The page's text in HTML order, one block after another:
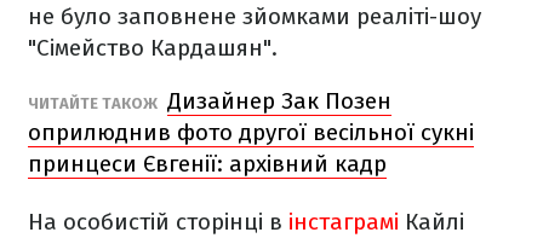
не було заповнене зйомками реаліті-шоу
"Сімейство Кардашян".
ЧИТАЙТЕ ТАКОЖ Дизайнер Зак Позен
оприлюднив фото другої весільної сукні
принцеси Євгенії: архівний кадр
На особистій сторінці в інстаграмі Кайлі